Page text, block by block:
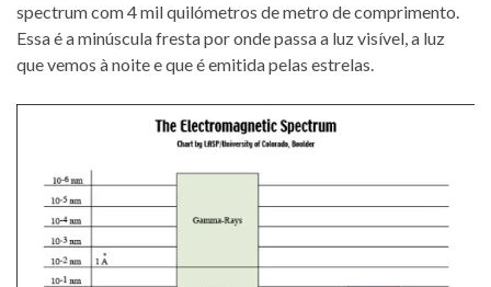
spectrum com 4 mil quilómetros de metro de comprimento.
Essa é a minúscula fresta por onde passa a luz visível, a luz
que vemos à noite e que é emitida pelas estrelas.